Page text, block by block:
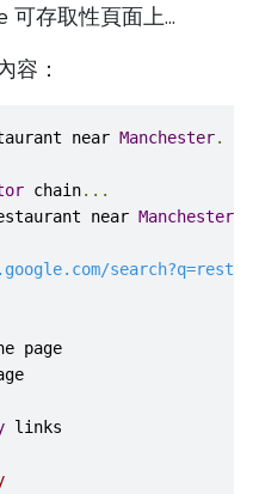
存取性頁面上...
容：
near Manchester.
chain...
near Manchester
page
links